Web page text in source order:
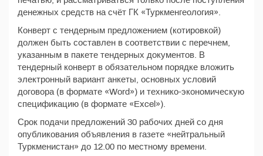
денежных средств на счёт ГК «Туркменгеология».
Конверт с тендерным предложением (котировкой)
должен быть составлен в соответствии с перечнем,
указанным в пакете тендерных документов. В
тендерный конверт в обязательном порядке вложить
электронный вариант анкеты, основных условий
договора (в формате «Word») и технико-экономическую
спецификацию (в формате «Excel»).
Срок подачи предложений 30 рабочих дней со дня
опубликования объявления в газете «нейтральный
Туркменистан» до 12.00 по местному времени.